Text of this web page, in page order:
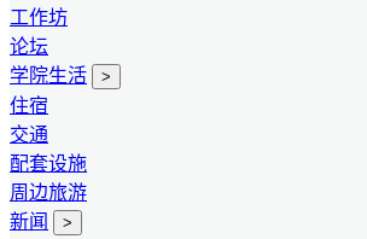
工作坊
论坛
学院生活
>
住宿
交通
配套设施
周边旅游
新闻
>